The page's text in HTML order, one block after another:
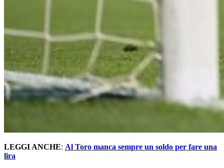
LEGGI ANCHE: Al Toro manca sempre un soldo per fare una
lira